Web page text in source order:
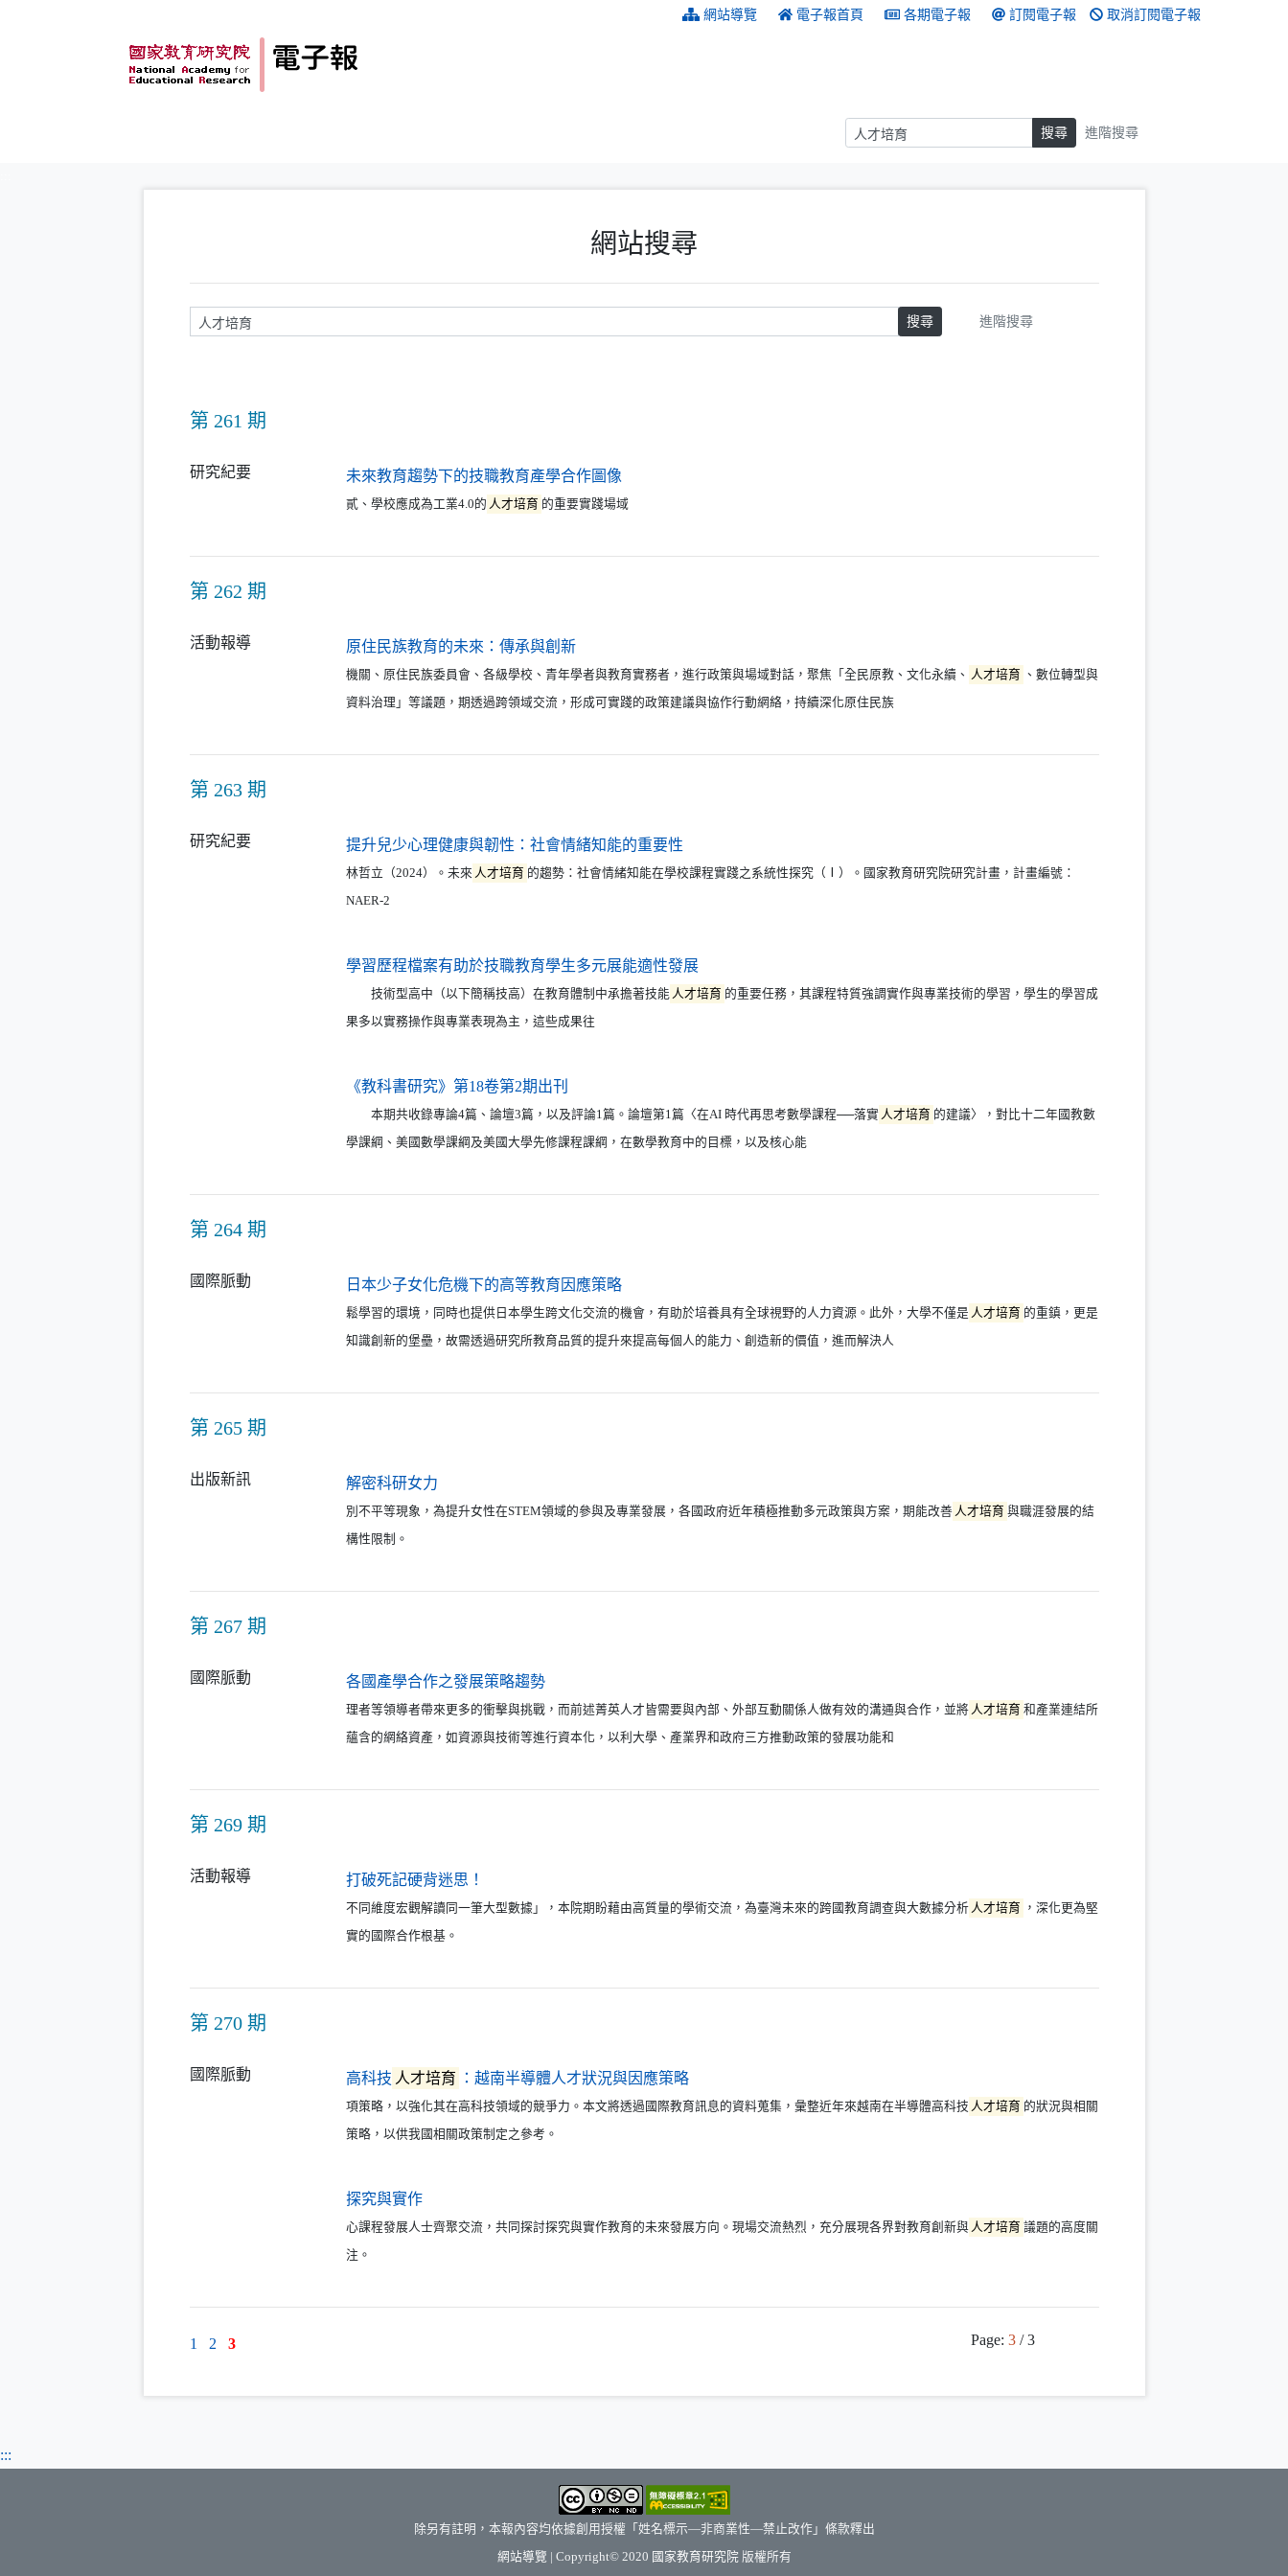
網站導覽 電子報首頁 各期電子報 訂閱電子報 取消訂閱電子報
搜尋 搜尋 進階搜尋
網站搜尋
請輸入關鍵字 搜尋 進階搜尋
第 261 期
研究紀要 未來教育趨勢下的技職教育產學合作圖像（另開新視窗）
貳、學校應成為工業4.0的 人才培育 的重要實踐場域
第 262 期
活動報導 原住民族教育的未來：傳承與創新（另開新視窗）
機關、原住民族委員會、各級學校、青年學者與教育實務者，進行政策與場域對話，聚焦「全民原教、文化永續、 人才培育 、數位轉型與
資料治理」等議題，期透過跨領域交流，形成可實踐的政策建議與協作行動網絡，持續深化原住民族
第 263 期
研究紀要 提升兒少心理健康與韌性：社會情緒知能的重要性（另開新視窗）
林哲立（2024）。未來 人才培育 的趨勢：社會情緒知能在學校課程實踐之系統性探究（Ⅰ）。國家教育研究院研究計畫，計畫編號：
NAER-2
學習歷程檔案有助於技職教育學生多元展能適性發展（另開新視窗）
技術型高中（以下簡稱技高）在教育體制中承擔著技能 人才培育 的重要任務，其課程特質強調實作與專業技術的學習，學生的學習成
果多以實務操作與專業表現為主，這些成果往
《教科書研究》第18卷第2期出刊
本期共收錄專論4篇、論壇3篇，以及評論1篇。論壇第1篇〈在AI 時代再思考數學課程──落實 人才培育 的建議〉，對比十二年國教數
學課綱、美國數學課綱及美國大學先修課程課綱，在數學教育中的目標，以及核心能
第 264 期
國際脈動 日本少子女化危機下的高等教育因應策略（另開新視窗）
鬆學習的環境，同時也提供日本學生跨文化交流的機會，有助於培養具有全球視野的人力資源。此外，大學不僅是 人才培育 的重鎮，更是
知識創新的堡壘，故需透過研究所教育品質的提升來提高每個人的能力、創造新的價值，進而解決人
第 265 期
出版新訊 解密科研女力（另開新視窗）
別不平等現象，為提升女性在STEM領域的參與及專業發展，各國政府近年積極推動多元政策與方案，期能改善 人才培育 與職涯發展的結
構性限制。
第 267 期
國際脈動 各國產學合作之發展策略趨勢（另開新視窗）
理者等領導者帶來更多的衝擊與挑戰，而前述菁英人才皆需要與內部、外部互動關係人做有效的溝通與合作，並將 人才培育 和產業連結所
蘊含的網絡資產，如資源與技術等進行資本化，以利大學、產業界和政府三方推動政策的發展功能和
第 269 期
活動報導 打破死記硬背迷思！
不同維度宏觀解讀同一筆大型數據」，本院期盼藉由高質量的學術交流，為臺灣未來的跨國教育調查與大數據分析 人才培育 ，深化更為堅
實的國際合作根基。
第 270 期
國際脈動 高科技 人才培育 ：越南半導體人才狀況與因應策略（另開新視窗）
項策略，以強化其在高科技領域的競爭力。本文將透過國際教育訊息的資料蒐集，彙整近年來越南在半導體高科技 人才培育 的狀況與相關
策略，以供我國相關政策制定之參考。
探究與實作（另開新視窗）
心課程發展人士齊聚交流，共同探討探究與實作教育的未來發展方向。現場交流熱烈，充分展現各界對教育創新與 人才培育 議題的高度關
注。
1 2 3 Page:3 / 3
:::
除另有註明，本報內容均依據創用授權「姓名標示—非商業性—禁止改作」條款釋出
網站導覽 | Copyright© 2020 國家教育研究院（另開新視窗）
版權所有